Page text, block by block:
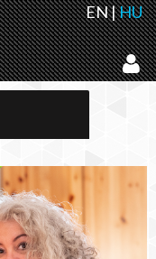
EN|HU